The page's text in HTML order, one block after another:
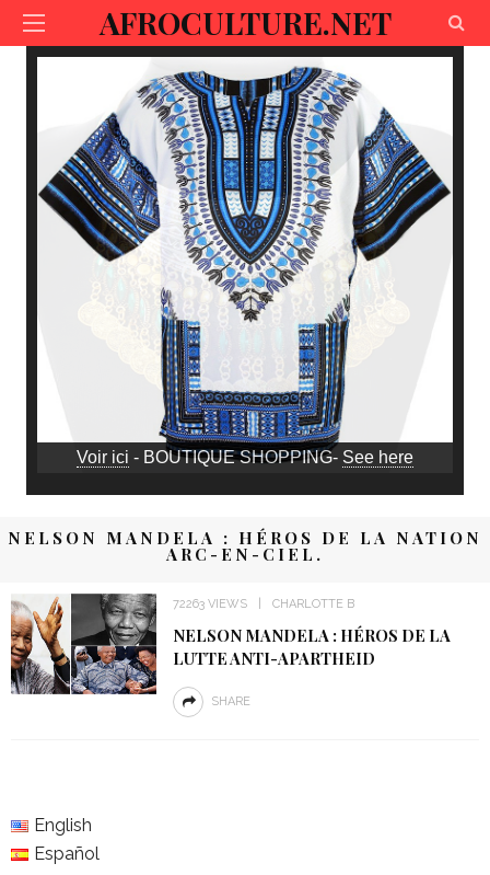
AFROCULTURE.NET
Voir ici - BOUTIQUE SHOPPING- See here
NELSON MANDELA : HÉROS DE LA NATION
ARC-EN-CIEL.
72263 VIEWS CHARLOTTE B
NELSON MANDELA : HÉROS DE LA
LUTTE ANTI-APARTHEID
SHARE
English
Español